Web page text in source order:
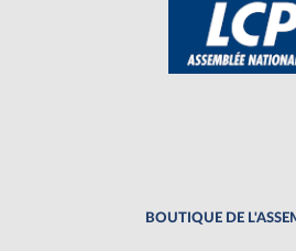
BOUTIQUE DE